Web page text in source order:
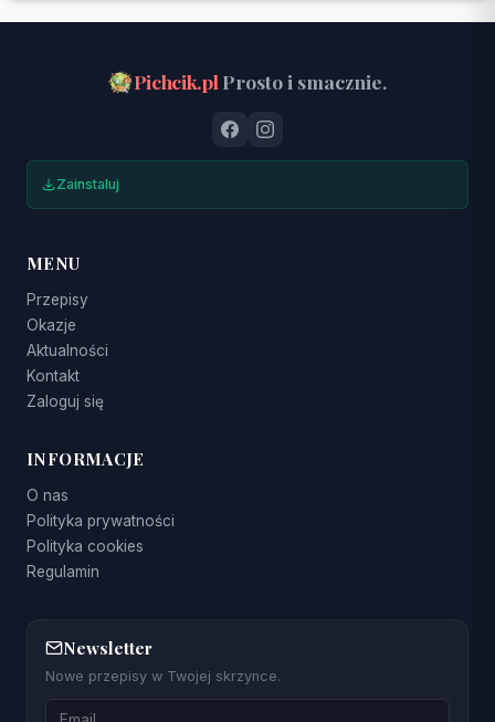
Pichcik.pl Prosto i smacznie.
Zainstaluj
MENU
Przepisy
Okazje
Aktualności
Kontakt
Zaloguj się
INFORMACJE
O nas
Polityka prywatności
Polityka cookies
Regulamin
Newsletter
Nowe przepisy w Twojej skrzynce.